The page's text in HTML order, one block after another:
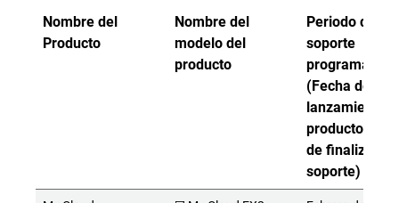
Nombre del
Producto
Nombre del
modelo del
producto
Periodo de
soporte
programado
(Fecha de
lanzamiento
producto -
de
soporte)